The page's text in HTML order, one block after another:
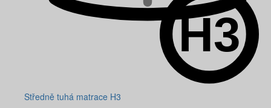
Středně tuhá matrace H3